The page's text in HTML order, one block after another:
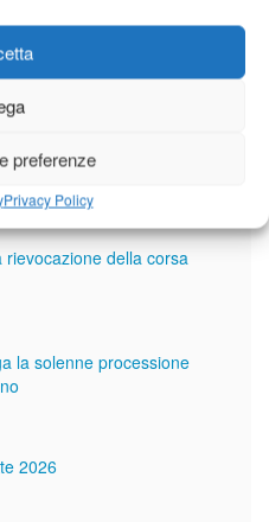
preferenze
Privacy Policy
rievocazione della corsa
la solenne processione
2026